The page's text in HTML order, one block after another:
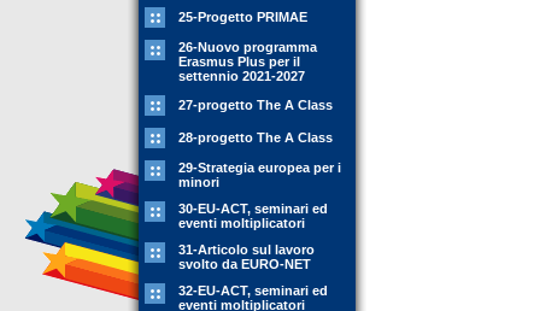
25-Progetto PRIMAE
26-Nuovo programma
Erasmus Plus per il
settennio 2021-2027
27-progetto The A Class
28-progetto The A Class
29-Strategia europea per i
minori
30-EU-ACT, seminari ed
eventi moltiplicatori
31-Articolo sul lavoro
svolto da EURO-NET
32-EU-ACT, seminari ed
eventi moltiplicatori